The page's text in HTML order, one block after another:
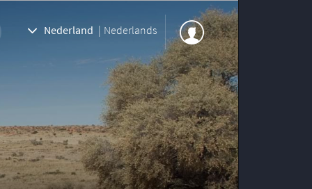
Nederland | Nederlands